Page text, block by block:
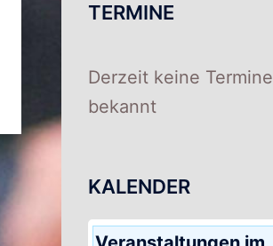
TERMINE
Derzeit keine Termine
bekannt
KALENDER